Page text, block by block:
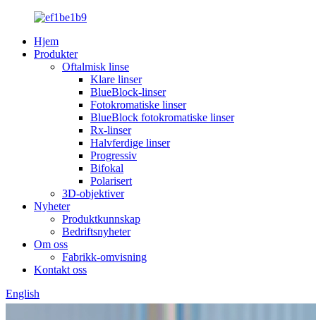
Hjem
Produkter
Oftalmisk linse
Klare linser
BlueBlock-linser
Fotokromatiske linser
BlueBlock fotokromatiske linser
Rx-linser
Halvferdige linser
Progressiv
Bifokal
Polarisert
3D-objektiver
Nyheter
Produktkunnskap
Bedriftsnyheter
Om oss
Fabrikk-omvisning
Kontakt oss
English